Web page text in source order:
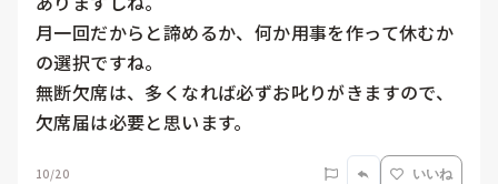
月一回だからと諦めるか、何か用事を作って休むか
の選択ですね。
無断欠席は、多くなれば必ずお叱りがきますので、
欠席届は必要と思います。
10/20 いいね